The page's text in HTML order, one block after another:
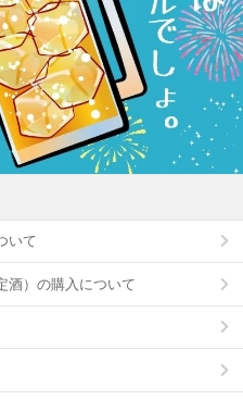
いて
）の購入について